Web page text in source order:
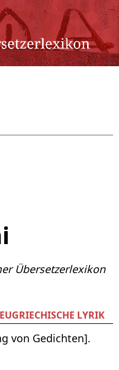
Übersetzerlexikon
LYRIK
von Gedichten].